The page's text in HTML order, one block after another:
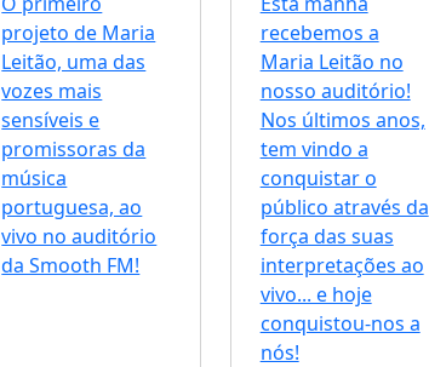
projeto de Maria
Leitão, uma das
vozes mais
sensíveis e
promissoras da
música
portuguesa, ao
vivo no auditório
da Smooth FM!
recebemos a
Maria Leitão no
nosso auditório!
Nos últimos anos,
tem vindo a
conquistar o
público através da
força das suas
interpretações ao
vivo... e hoje
conquistou-nos a
nós!